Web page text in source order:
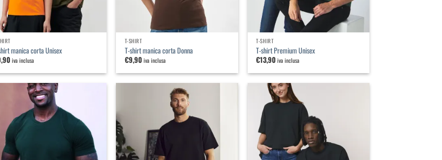
manica corta Unisex
iva inclusa
T-SHIRT
T-shirt manica corta Donna
€9,90iva inclusa
T-SHIRT
T-shirt Premium Unisex
€13,90iva inclusa
lista dei
desideri